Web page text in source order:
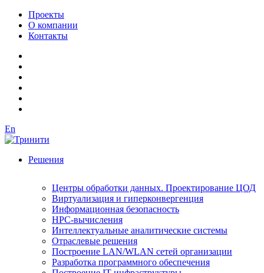
Проекты
О компании
Контакты
En
Решения
Центры обработки данных. Проектирование ЦОД
Виртуализация и гиперконвергенция
Информационная безопасность
HPC-вычисления
Интеллектуальные аналитические системы
Отраслевые решения
Построение LAN/WLAN сетей организации
Разработка программного обеспечения